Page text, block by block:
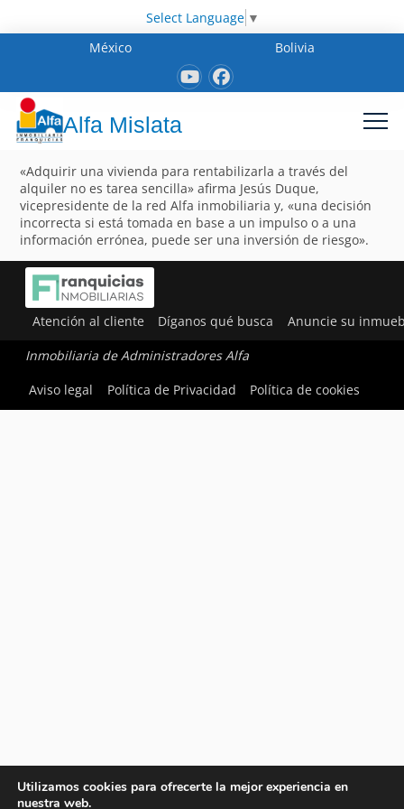
Select Language ▼
México
Bolivia
Alfa Mislata
«Adquirir una vivienda para rentabilizarla a través del
alquiler no es tarea sencilla» afirma Jesús Duque,
vicepresidente de la red Alfa inmobiliaria y, «una decisión
incorrecta si está tomada en base a un impulso o a una
información errónea, puede ser una inversión de riesgo».
Atención al cliente Díganos qué busca Anuncie su
Inmobiliaria de Administradores Alfa
Aviso legal
Política de Privacidad Política de cookies
Utilizamos cookies para ofrecerte la mejor experiencia en
nuestra web.